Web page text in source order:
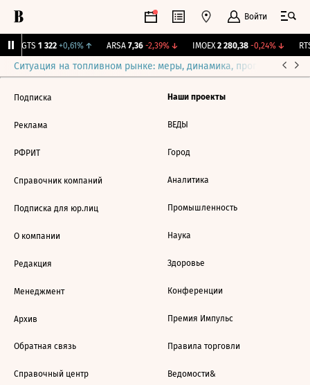
Войти
MGTS 1 322 +0,61%↑ ARSA 7,36 -2,39%↓ IMOEX 2 280,38 -0,24%↓
Ситуация на топливном рынке: меры, динамика, прогнозы
Подписка
Реклама
РФРИТ
Справочник компаний
Подписка для юр.лиц
О компании
Редакция
Менеджмент
Архив
Обратная связь
Справочный центр
Наши проекты
ВЕДЫ
Город
Аналитика
Промышленность
Наука
Здоровье
Конференции
Премия Импульс
Правила торговли
Ведомости&